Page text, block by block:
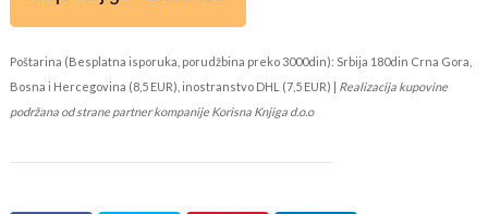
Poštarina (Besplatna isporuka, porudžbina preko 3000din): Srbija 180din Crna Gora,
Bosna i Hercegovina (8,5 EUR), inostranstvo DHL (7,5 EUR) | Realizacija kupovine
podržana od strane partner kompanije Korisna Knjiga d.o.o